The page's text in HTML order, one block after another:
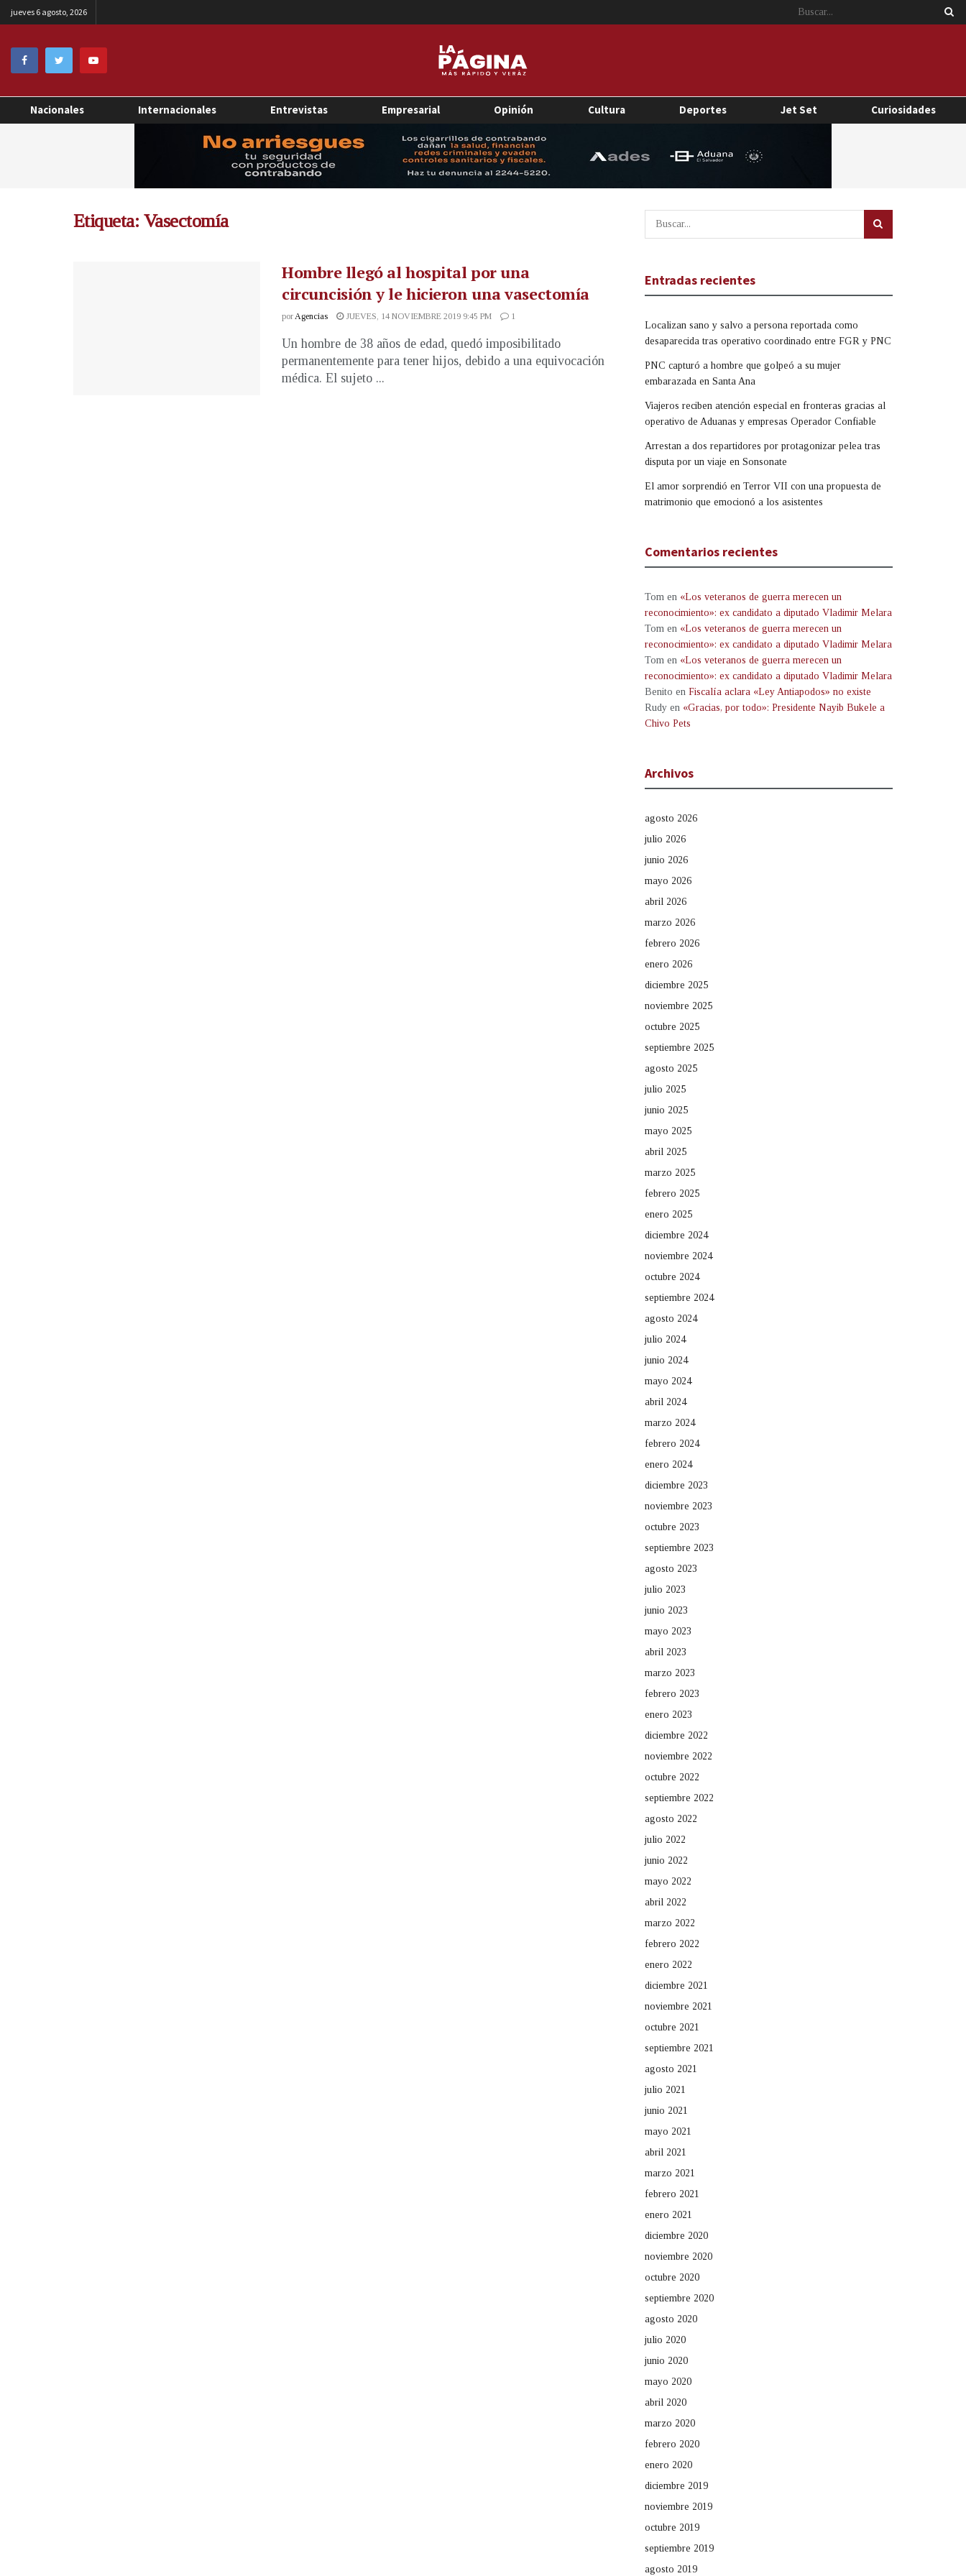
jueves 6 agosto, 2026
Nacionales Internacionales Entrevistas Empresarial Opinión Cultura Deportes Jet Set Curiosidades
Etiqueta: Vasectomía
Hombre llegó al hospital por una
circuncisión y le hicieron una vasectomía
porAgencias JUEVES, 14 NOVIEMBRE 2019 9:45 PM 1
Un hombre de 38 años de edad, quedó imposibilitado
permanentemente para tener hijos, debido a una equivocación
médica. El sujeto ...
Entradas recientes
Localizan sano y salvo a persona reportada como
desaparecida tras operativo coordinado entre FGR y PNC
PNC capturó a hombre que golpeó a su mujer
embarazada en Santa Ana
Viajeros reciben atención especial en fronteras gracias al
operativo de Aduanas y empresas Operador Confiable
Arrestan a dos repartidores por protagonizar pelea tras
disputa por un viaje en Sonsonate
El amor sorprendió en Terror VII con una propuesta de
matrimonio que emocionó a los asistentes
Comentarios recientes
Tom en «Los veteranos de guerra merecen un
reconocimiento»: ex candidato a diputado Vladimir Melara
Tom en «Los veteranos de guerra merecen un
reconocimiento»: ex candidato a diputado Vladimir Melara
Tom en «Los veteranos de guerra merecen un
reconocimiento»: ex candidato a diputado Vladimir Melara
Benito en Fiscalía aclara «Ley Antiapodos» no existe
Rudy en «Gracias, por todo»: Presidente Nayib Bukele a
Chivo Pets
Archivos
agosto 2026
julio 2026
junio 2026
mayo 2026
abril 2026
marzo 2026
febrero 2026
enero 2026
diciembre 2025
noviembre 2025
octubre 2025
septiembre 2025
agosto 2025
julio 2025
junio 2025
mayo 2025
abril 2025
marzo 2025
febrero 2025
enero 2025
diciembre 2024
noviembre 2024
octubre 2024
septiembre 2024
agosto 2024
julio 2024
junio 2024
mayo 2024
abril 2024
marzo 2024
febrero 2024
enero 2024
diciembre 2023
noviembre 2023
octubre 2023
septiembre 2023
agosto 2023
julio 2023
junio 2023
mayo 2023
abril 2023
marzo 2023
febrero 2023
enero 2023
diciembre 2022
noviembre 2022
octubre 2022
septiembre 2022
agosto 2022
julio 2022
junio 2022
mayo 2022
abril 2022
marzo 2022
febrero 2022
enero 2022
diciembre 2021
noviembre 2021
octubre 2021
septiembre 2021
agosto 2021
julio 2021
junio 2021
mayo 2021
abril 2021
marzo 2021
febrero 2021
enero 2021
diciembre 2020
noviembre 2020
octubre 2020
septiembre 2020
agosto 2020
julio 2020
junio 2020
mayo 2020
abril 2020
marzo 2020
febrero 2020
enero 2020
diciembre 2019
noviembre 2019
octubre 2019
septiembre 2019
agosto 2019